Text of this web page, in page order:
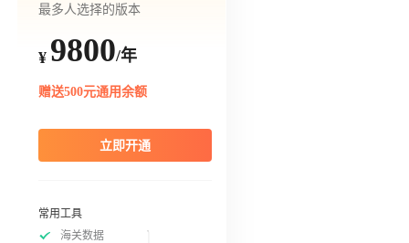
最多人选择的版本
¥ 9800/年
赠送500元通用余额
立即开通
常用工具
海关数据